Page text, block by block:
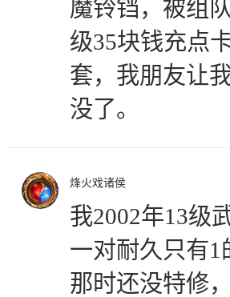
魔铃铛，被组
级35块钱充点
套，我朋友让
没了。
烽火戏诸侯
我2002年13级
一对耐久只有1
那时还没特修